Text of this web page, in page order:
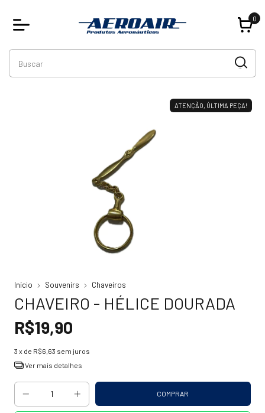
0
ATENÇÃO, ÚLTIMA PEÇA!
Início Souvenirs Chaveiros
CHAVEIRO - HÉLICE DOURADA
R$19,90
3 x de R$6,63 sem juros
Ver mais detalhes